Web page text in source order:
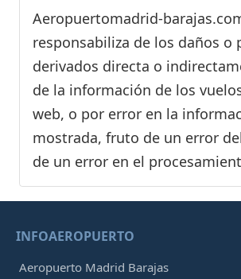
Aeropuertomadrid-
responsabiliza de los daños o
derivados directa o
de la información de los
web, o por error en la
mostrada, fruto de un error
de un error en el
INFOAEROPUERTO
Aeropuerto Madrid Barajas